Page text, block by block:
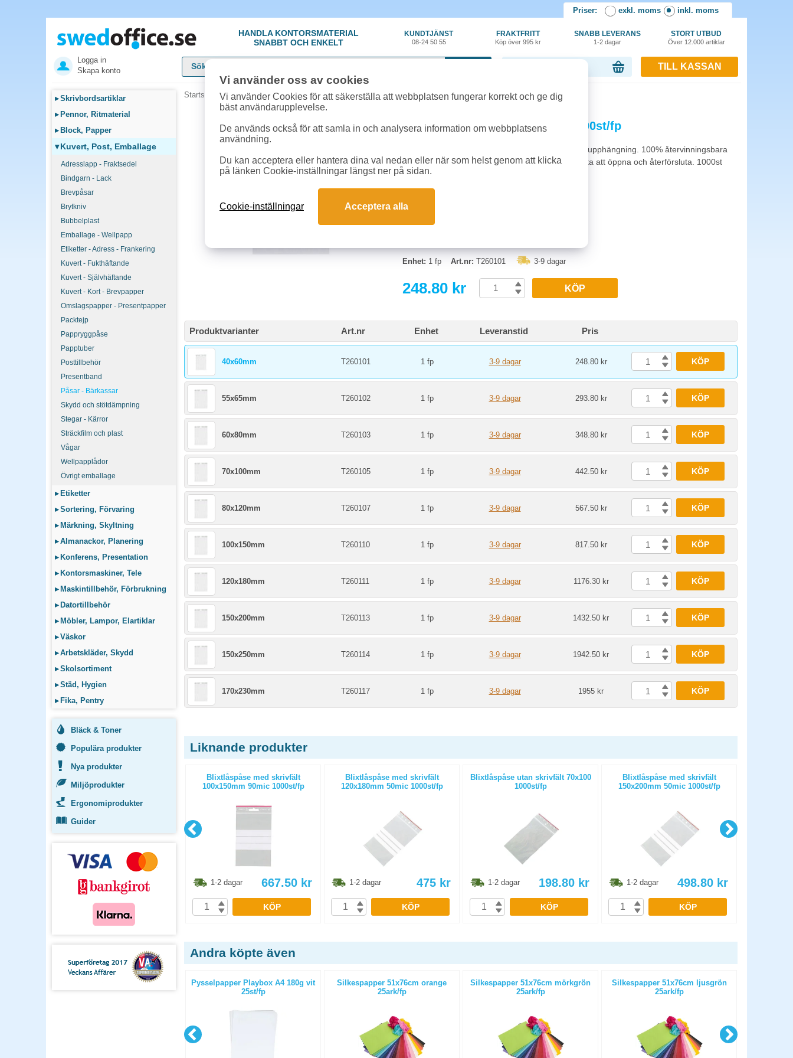
Priser: exkl. moms inkl. moms
HANDLA KONTORSMATERIAL
SNABBT OCH ENKELT
KUNDTJÄNST
08-24 50 55
FRAKTFRITT
Köp över 995 kr
SNABB LEVERANS
1-2 dagar
STORT UTBUD
Över 12.000 artiklar
Logga in
Skapa konto
TILL KASSAN
▸Skrivbordsartiklar
▸ Pennor, Ritmaterial
▸ Block, Papper
▾Kuvert, Post, Emballage
Adresslapp - Fraktsedel
Bindgarn - Lack
Brevpåsar
Brytkniv
Bubbelplast
Emballage - Wellpapp
Etiketter - Adress - Frankering
Kuvert - Fukthäftande
Kuvert - Självhäftande
Kuvert - Kort - Brevpapper
Omslagspapper - Presentpapper
Packtejp
Pappryggpåse
Papptuber
Posttillbehör
Presentband
Påsar - Bärkassar
Skydd och stötdämpning
Stegar - Kärror
Sträckfilm och plast
Vågar
Wellpapplådor
Övrigt emballage
▸ Etiketter
▸Sortering, Förvaring
▸ Märkning, Skyltning
▸Almanackor, Planering
▸ Konferens, Presentation
▸ Kontorsmaskiner, Tele
▸ Maskintillbehör, Förbrukning
▸ Datortillbehör
▸ Möbler, Lampor, Elartiklar
▸Väskor
▸Arbetskläder, Skydd
▸Skolsortiment
▸Städ, Hygien
▸ Fika, Pentry
Bläck & Toner
Populära produkter
Nya produkter
Miljöprodukter
Ergonomiprodukter
Guider
Startsida »Kuvert, Post, Emballage »Påsar/Bärkassar» Blixtlåspåse Green 40x60mm 1000st/fp
Blixtlåspåse Green 40x60mm 1000st/fp
Blixtlåspåsar UTAN skrivfält och med euro-hål för upphängning. 100% återvinningsbara
och minskar växthusutsläppet med över 85%. Lätta att öppna och återförsluta. 1000st
per förpackning.
Tjocklek:
Enhet: 1 fp Art.nr: T260101 3-9 dagar
248.80 kr KÖP
Produktvarianter Art.nr Enhet Leveranstid Pris
40x60mm T260101 1 fp 3-9 dagar 248.80 kr KÖP
55x65mm T260102 1 fp 3-9 dagar 293.80 kr KÖP
60x80mm T260103 1 fp 3-9 dagar 348.80 kr KÖP
70x100mm T260105 1 fp 3-9 dagar 442.50 kr KÖP
80x120mm T260107 1 fp 3-9 dagar 567.50 kr KÖP
100x150mm T260110 1 fp 3-9 dagar 817.50 kr KÖP
120x180mm T260111 1 fp 3-9 dagar 1176.30 kr KÖP
150x200mm T260113 1 fp 3-9 dagar 1432.50 kr KÖP
150x250mm T260114 1 fp 3-9 dagar 1942.50 kr KÖP
170x230mm T260117 1 fp 3-9 dagar 1955 kr KÖP
Liknande produkter
Potatispåse 215x125x430mm 5kg
200st/fp
1-2 dagar 942.50
KÖP
Blixtlåspåse med skrivfält
100x150mm 90mic 1000st/fp
1-2 dagar 667.50 kr
KÖP
Blixtlåspåse med skrivfält
120x180mm 50mic 1000st/fp
1-2 dagar 475 kr
KÖP
Blixtlåspåse utan skrivfält 70x100
1000st/fp
1-2 dagar 198.80 kr
KÖP
Blixtlåspåse med skrivfält
150x200mm 50mic 1000st/fp
1-2 dagar 498.80 kr
KÖP
Andra köpte även
Silkespapper 51x76cm svart
Pysselpapper Playbox A4 180g vit
25st/fp
Silkespapper 51x76cm orange
25ark/fp
Silkespapper 51x76cm mörkgrön
25ark/fp
Silkespapper 51x76cm ljusgrön
25ark/fp
Vi använder oss av cookies
Vi använder Cookies för att säkerställa att webbplatsen fungerar korrekt och ge dig
bäst användarupplevelse.
De används också för att samla in och analysera information om webbplatsens
användning.
Du kan acceptera eller hantera dina val nedan eller när som helst genom att klicka
på länken Cookie-inställningar längst ner på sidan.
Cookie-inställningar Acceptera alla